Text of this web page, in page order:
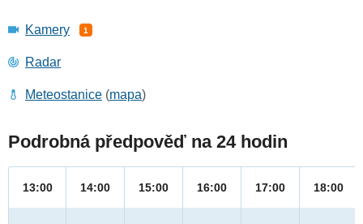
Kamery 1
Radar
Meteostanice (mapa)
Podrobná předpověď na 24 hodin
13:00 14:00 15:00 16:00 17:00 18:00